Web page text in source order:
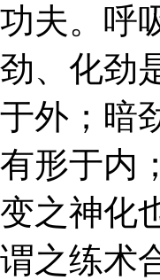
功夫。呼
劲、化劲
于外；暗
有形于内
变之神化
谓之练术